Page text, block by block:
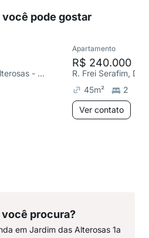
pode gostar
R. Loanda, Jardim das Alterosas - 2ª Seção
Apartamento
R$ 240.000
R. Frei Serafim,
45m² 2
Ver contato
você procura?
em Jardim das Alterosas 1a